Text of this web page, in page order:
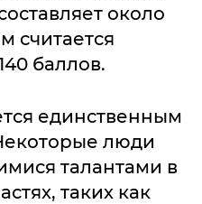
около
считается
баллов.
единственным
люди
талантами в
таких как